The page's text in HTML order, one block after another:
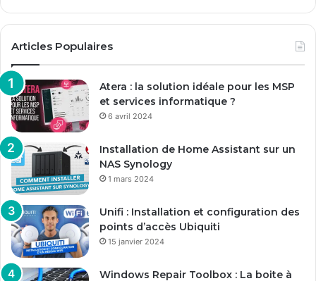
Articles Populaires
Atera : la solution idéale pour les MSP
et services informatique ?
6 avril 2024
Installation de Home Assistant sur un
NAS Synology
1 mars 2024
Unifi : Installation et configuration des
points d’accès Ubiquiti
15 janvier 2024
Windows Repair Toolbox : La boite à